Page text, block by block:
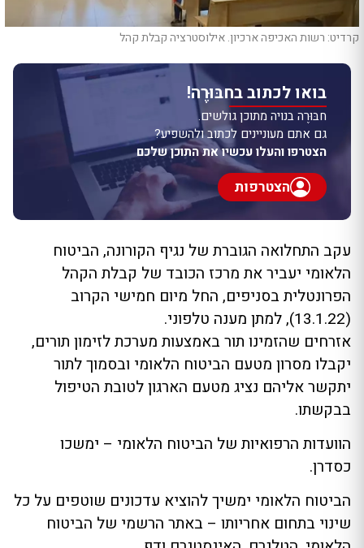
קרדיט: רשות האכיפה ארכיון. אילוסטרציה קבלת קהל
בואו לכתוב בחבּוּרֶה!
חבּוּרֶה בנויה מתוכן גולשים.
גם אתם מעוניינים לכתוב ולהשפיע?
הצטרפו והעלו עכשיו את התוכן שלכם
הצטרפות
עקב התחלואה הגוברת של נגיף הקורונה, הביטוח
הלאומי יעביר את מרכז הכובד של קבלת הקהל
הפרונטלית בסניפים, החל מיום חמישי הקרוב
(13.1.22), למתן מענה טלפוני.
אזרחים שהזמינו תור באמצעות מערכת לזימון תורים,
יקבלו מסרון מטעם הביטוח הלאומי ובסמוך לתור
יתקשר אליהם נציג מטעם הארגון לטובת הטיפול
בבקשתו.
הוועדות הרפואיות של הביטוח הלאומי – ימשכו
כסדרן.
הביטוח הלאומי ימשיך להוציא עדכונים שוטפים על כל
שינוי בתחום אחריותו – באתר הרשמי של הביטוח